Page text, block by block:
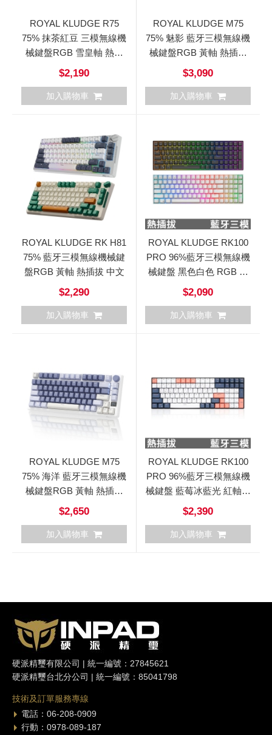
ROYAL KLUDGE R75
75% 抹茶紅豆 三模無線機
械鍵盤RGB 雪皇軸 熱插
拔 中文
$2,190
加入購物車
ROYAL KLUDGE M75
75% 魅影 藍牙三模無線機
械鍵盤RGB 黃軸 熱插拔
中文
$3,090
加入購物車
ROYAL KLUDGE RK H81
75% 藍牙三模無線機械鍵
盤RGB 黃軸 熱插拔 中文
$2,290
加入購物車
ROYAL KLUDGE RK100
PRO 96%藍牙三模無線機
械鍵盤 黑色白色 RGB 紅
軸 茶軸 中文
$2,090
加入購物車
ROYAL KLUDGE M75
75% 海洋 藍牙三模無線機
械鍵盤RGB 黃軸 熱插拔
中文
$2,650
加入購物車
ROYAL KLUDGE RK100
PRO 96%藍牙三模無線機
械鍵盤 藍莓冰藍光 紅軸中
文
$2,390
加入購物車
硬派精璽有限公司 | 統一編號：27845621
硬派精璽台北分公司 | 統一編號：85041798
技術及訂單服務專線
電話：06-208-0909
行動：0978-089-187